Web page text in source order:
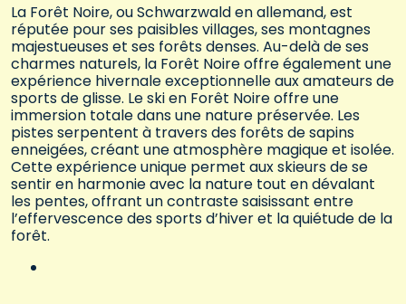
La Forêt Noire, ou Schwarzwald en allemand, est
réputée pour ses paisibles villages, ses montagnes
majestueuses et ses forêts denses. Au-delà de ses
charmes naturels, la Forêt Noire offre également une
expérience hivernale exceptionnelle aux amateurs de
sports de glisse. Le ski en Forêt Noire offre une
immersion totale dans une nature préservée. Les
pistes serpentent à travers des forêts de sapins
enneigées, créant une atmosphère magique et isolée.
Cette expérience unique permet aux skieurs de se
sentir en harmonie avec la nature tout en dévalant
les pentes, offrant un contraste saisissant entre
l’effervescence des sports d’hiver et la quiétude de la
forêt.